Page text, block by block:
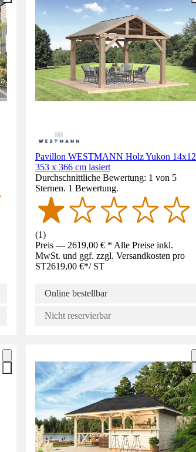
Pavillon WESTMANN Holz Yukon 14x12
353 x 366 cm lasiert
Durchschnittliche Bewertung: 1 von 5
Sternen. 1 Bewertung.
(1)
Preis — 2619,00 € * Alle Preise inkl.
MwSt. und ggf. zzgl. Versandkosten pro
ST2619,00 €*/ ST
Online bestellbar
Nicht reservierbar